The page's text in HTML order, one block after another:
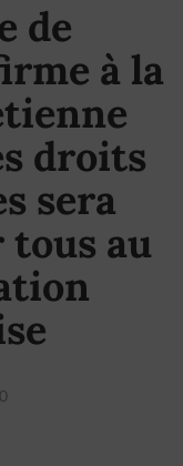
de
à la
droits
sera
tous au